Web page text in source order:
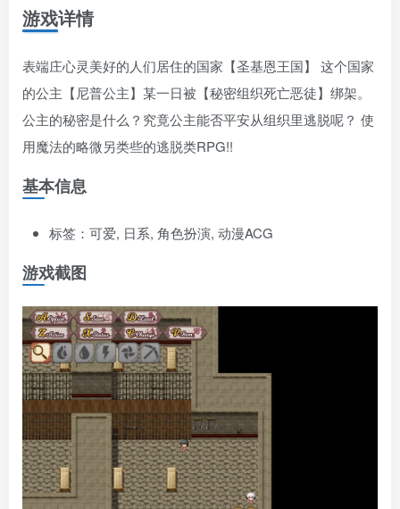
游戏详情
表端庄心灵美好的人们居住的国家【圣基恩王国】 这个国家
的公主【尼普公主】某一日被【秘密组织死亡恶徒】绑架。
公主的秘密是什么？究竟公主能否平安从组织里逃脱呢？ 使
用魔法的略微另类些的逃脱类RPG!!
基本信息
标签：可爱, 日系, 角色扮演, 动漫ACG
游戏截图